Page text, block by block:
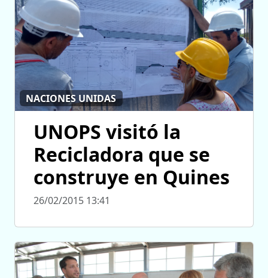
NACIONES UNIDAS
UNOPS visitó la
Recicladora que se
construye en Quines
26/02/2015 13:41